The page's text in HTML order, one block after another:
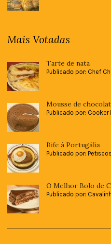
Mais Votadas
Tarte de nata
Publicado por: Chef
Mousse de
Publicado por: Cooker
Bife à Portugália
Publicado por:
O Melhor Bolo de
Publicado por: